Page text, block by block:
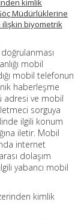
kimlik
Müdürlüklerine
biyometrik
mobil
mobil telefonun
haberleşme
adresi ve mobil
sorguya
ilgili konum
iletir. Mobil
internet
dolaşım
yabancı mobil
kimlik